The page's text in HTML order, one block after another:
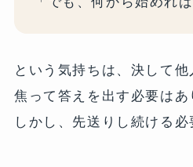
という気持ちは、決して他
焦って答えを出す必要はあ
しかし、先送りし続ける必